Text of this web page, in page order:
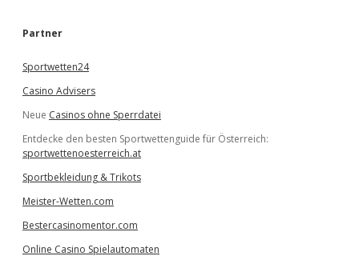
e
Partner
Sportwetten24
Casino Advisers
Neue Casinos ohne Sperrdatei
Entdecke den besten Sportwettenguide für Österreich:
sportwettenoesterreich.at
Sportbekleidung & Trikots
Meister-Wetten.com
Bestercasinomentor.com
Online Casino Spielautomaten